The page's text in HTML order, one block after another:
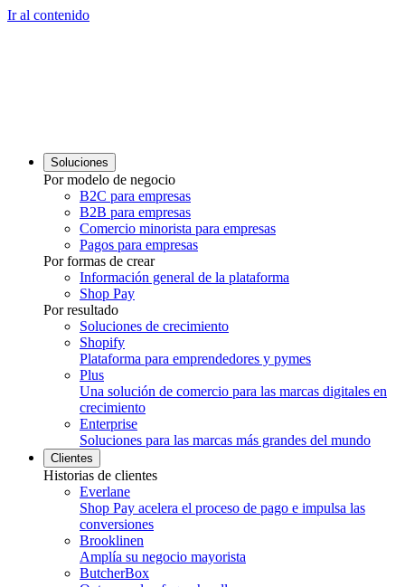
Ir al contenido
Soluciones
Por modelo de negocio
B2C para empresas
B2B para empresas
Comercio minorista para empresas
Pagos para empresas
Por formas de crear
Información general de la plataforma
Shop Pay
Por resultado
Soluciones de crecimiento
Shopify
Plataforma para emprendedores y pymes
Plus
Una solución de comercio para las marcas digitales en
crecimiento
Enterprise
Soluciones para las marcas más grandes del mundo
Clientes
Historias de clientes
Everlane
Shop Pay acelera el proceso de pago e impulsa las
conversiones
Brooklinen
Amplía su negocio mayorista
ButcherBox